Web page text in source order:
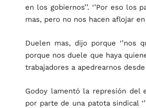
en los gobiernos’’. ‘’Por eso
mas, pero no nos hacen aflojar en
Duelen mas, dijo porque ‘’nos
porque nos duele que haya
trabajadores a apedrearnos desde
Godoy lamentó la represión del
por parte de una patota sindical